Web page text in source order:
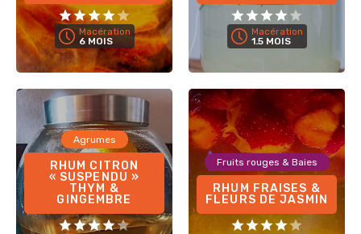
Macération
6 MOIS
Macération
1.5 MOIS
Agrumes
RHUM CITRON
« SUSPENDU »
THYM &
GINGEMBRE
Fruits rouges & Baies
RHUM FRAISES &
FLEURS DE JASMIN